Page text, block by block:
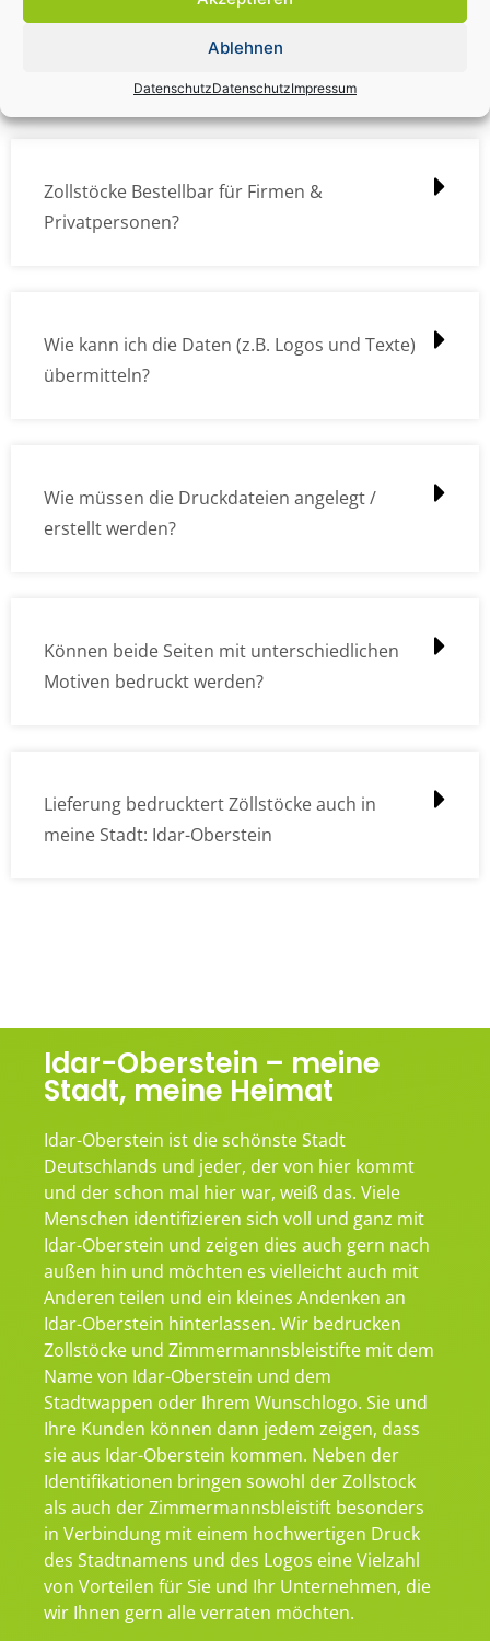
Ablehnen
DatenschutzDatenschutzImpressum
Zollstock Druckdatencheck / Profidatencheck
Zollstöcke Bestellbar für Firmen &
Privatpersonen?
Wie kann ich die Daten (z.B. Logos und Texte)
übermitteln?
Wie müssen die Druckdateien angelegt /
erstellt werden?
Können beide Seiten mit unterschiedlichen
Motiven bedruckt werden?
Lieferung bedrucktert Zöllstöcke auch in
meine Stadt: Idar-Oberstein
Idar-Oberstein – meine
Stadt, meine Heimat
Idar-Oberstein ist die schönste Stadt
Deutschlands und jeder, der von hier kommt
und der schon mal hier war, weiß das. Viele
Menschen identifizieren sich voll und ganz mit
Idar-Oberstein und zeigen dies auch gern nach
außen hin und möchten es vielleicht auch mit
Anderen teilen und ein kleines Andenken an
Idar-Oberstein hinterlassen. Wir bedrucken
Zollstöcke und Zimmermannsbleistifte mit dem
Name von Idar-Oberstein und dem
Stadtwappen oder Ihrem Wunschlogo. Sie und
Ihre Kunden können dann jedem zeigen, dass
sie aus Idar-Oberstein kommen. Neben der
Identifikationen bringen sowohl der Zollstock
als auch der Zimmermannsbleistift besonders
in Verbindung mit einem hochwertigen Druck
des Stadtnamens und des Logos eine Vielzahl
von Vorteilen für Sie und Ihr Unternehmen, die
wir Ihnen gern alle verraten möchten.